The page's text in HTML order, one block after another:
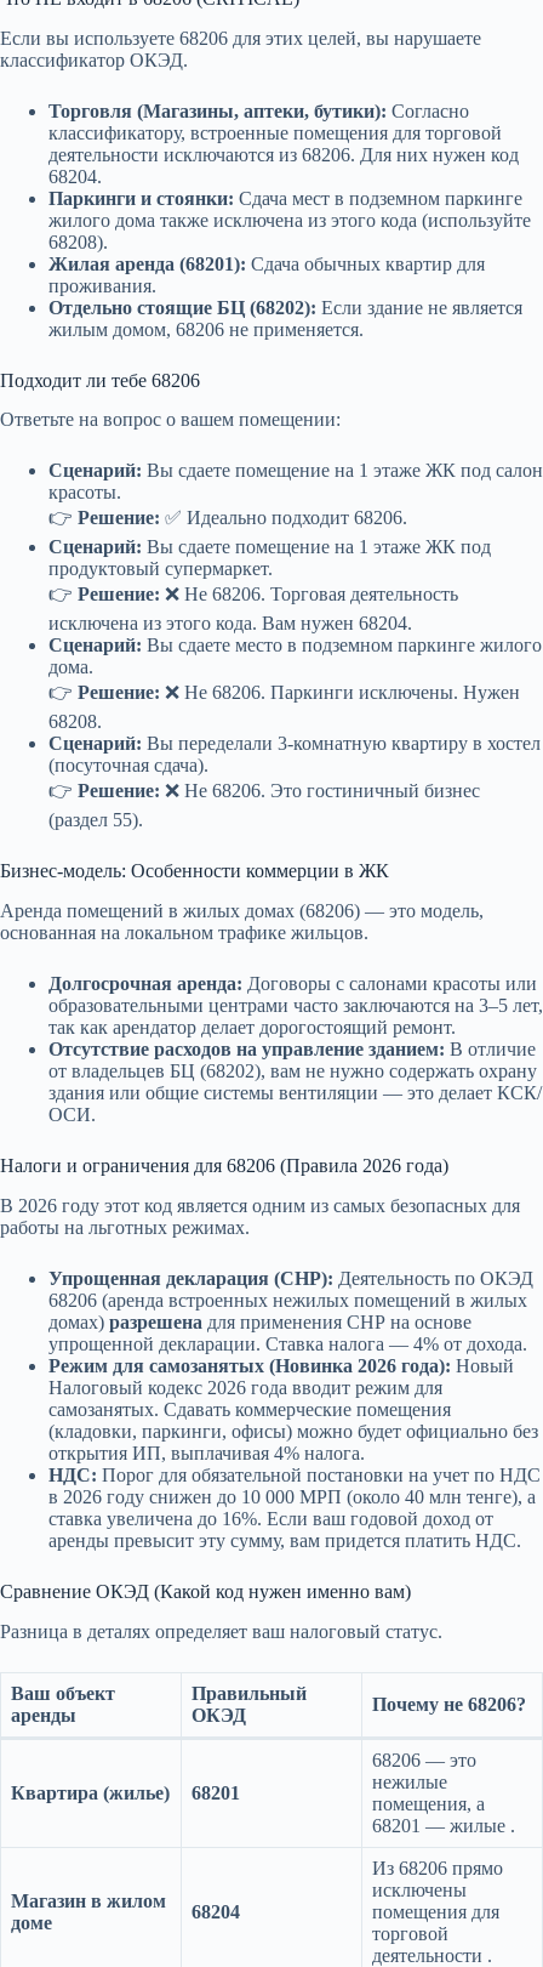
Если вы используете 68206 для этих целей, вы нарушаете
классификатор ОКЭД.
Торговля (Магазины, аптеки, бутики): Согласно
классификатору, встроенные помещения для торговой
деятельности исключаются из 68206. Для них нужен код
68204.
Паркинги и стоянки: Сдача мест в подземном паркинге
жилого дома также исключена из этого кода (используйте
68208).
Жилая аренда (68201): Сдача обычных квартир для
проживания.
Отдельно стоящие БЦ (68202): Если здание не является
жилым домом, 68206 не применяется.
Подходит ли тебе 68206
Ответьте на вопрос о вашем помещении:
Сценарий: Вы сдаете помещение на 1 этаже ЖК под салон
красоты.
👉 Решение: ✅ Идеально подходит 68206.
Сценарий: Вы сдаете помещение на 1 этаже ЖК под
продуктовый супермаркет.
👉 Решение: ❌ Не 68206. Торговая деятельность
исключена из этого кода. Вам нужен 68204.
Сценарий: Вы сдаете место в подземном паркинге жилого
дома.
👉 Решение: ❌ Не 68206. Паркинги исключены. Нужен
68208.
Сценарий: Вы переделали 3-комнатную квартиру в хостел
(посуточная сдача).
👉 Решение: ❌ Не 68206. Это гостиничный бизнес
(раздел 55).
Бизнес-модель: Особенности коммерции в ЖК
Аренда помещений в жилых домах (68206) — это модель,
основанная на локальном трафике жильцов.
Долгосрочная аренда: Договоры с салонами красоты или
образовательными центрами часто заключаются на 3–5 лет,
так как арендатор делает дорогостоящий ремонт.
Отсутствие расходов на управление зданием: В отличие
от владельцев БЦ (68202), вам не нужно содержать охрану
здания или общие системы вентиляции — это делает КСК/
ОСИ.
Налоги и ограничения для 68206 (Правила 2026 года)
В 2026 году этот код является одним из самых безопасных для
работы на льготных режимах.
Упрощенная декларация (СНР): Деятельность по ОКЭД
68206 (аренда встроенных нежилых помещений в жилых
домах) разрешена для применения СНР на основе
упрощенной декларации. Ставка налога — 4% от дохода.
Режим для самозанятых (Новинка 2026 года): Новый
Налоговый кодекс 2026 года вводит режим для
самозанятых. Сдавать коммерческие помещения
(кладовки, паркинги, офисы) можно будет официально без
открытия ИП, выплачивая 4% налога.
НДС: Порог для обязательной постановки на учет по НДС
в 2026 году снижен до 10 000 МРП (около 40 млн тенге), а
ставка увеличена до 16%. Если ваш годовой доход от
аренды превысит эту сумму, вам придется платить НДС.
Сравнение ОКЭД (Какой код нужен именно вам)
Разница в деталях определяет ваш налоговый статус.
Ваш объект
аренды
Правильный
ОКЭД
Почему не 68206?
Квартира (жилье) 68201
68206 — это
нежилые
помещения, а
68201 — жилые .
Магазин в жилом
доме
68204
Из 68206 прямо
исключены
помещения для
торговой
деятельности .